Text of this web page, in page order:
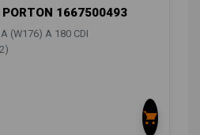
PORTON 1667500493
A (W176) A 180 CDI